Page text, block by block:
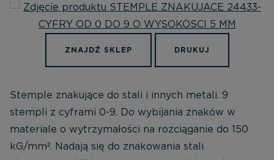
ZNAJDŹ SKLEP DRUKUJ
Stemple znakujące do stali i innych metali. 9
stempli z cyframi 0-9. Do wybijania znaków w
materiale o wytrzymałości na rozciąganie do 150
kG/mm². Nadają się do znakowania stali